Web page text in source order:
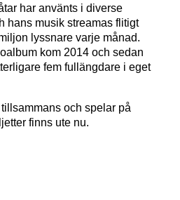
har använts i diverse
hans musik streamas flitigt
lyssnare varje månad.
kom 2014 och sedan
fem fullängdare i eget
tillsammans och spelar på
finns ute nu.